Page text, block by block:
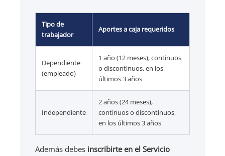
Tipo de
trabajador
Aportes a caja requeridos
Dependiente
(empleado)
1 año (12 meses), continuos
o discontinuos, en los
últimos 3 años
Independiente
2 años (24 meses),
continuos o discontinuos,
en los últimos 3 años
Además debes inscribirte en el Servicio